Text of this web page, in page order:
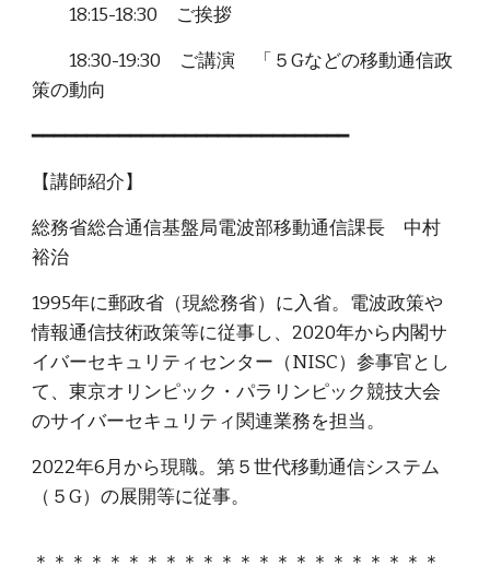
18:15-18:30 ご挨拶
18:30-19:30 ご講演 「５Gなどの移動通信政
策の動向
━━━━━━━━━━━━━━━━━━━━━━━━━━━━━
【講師紹介】
総務省総合通信基盤局電波部移動通信課長 中村
裕治
1995年に郵政省（現総務省）に入省。電波政策や
情報通信技術政策等に従事し、2020年から内閣サ
イバーセキュリティセンター（NISC）参事官とし
て、東京オリンピック・パラリンピック競技大会
のサイバーセキュリティ関連業務を担当。
2022年6月から現職。第５世代移動通信システム
（５G）の展開等に従事。